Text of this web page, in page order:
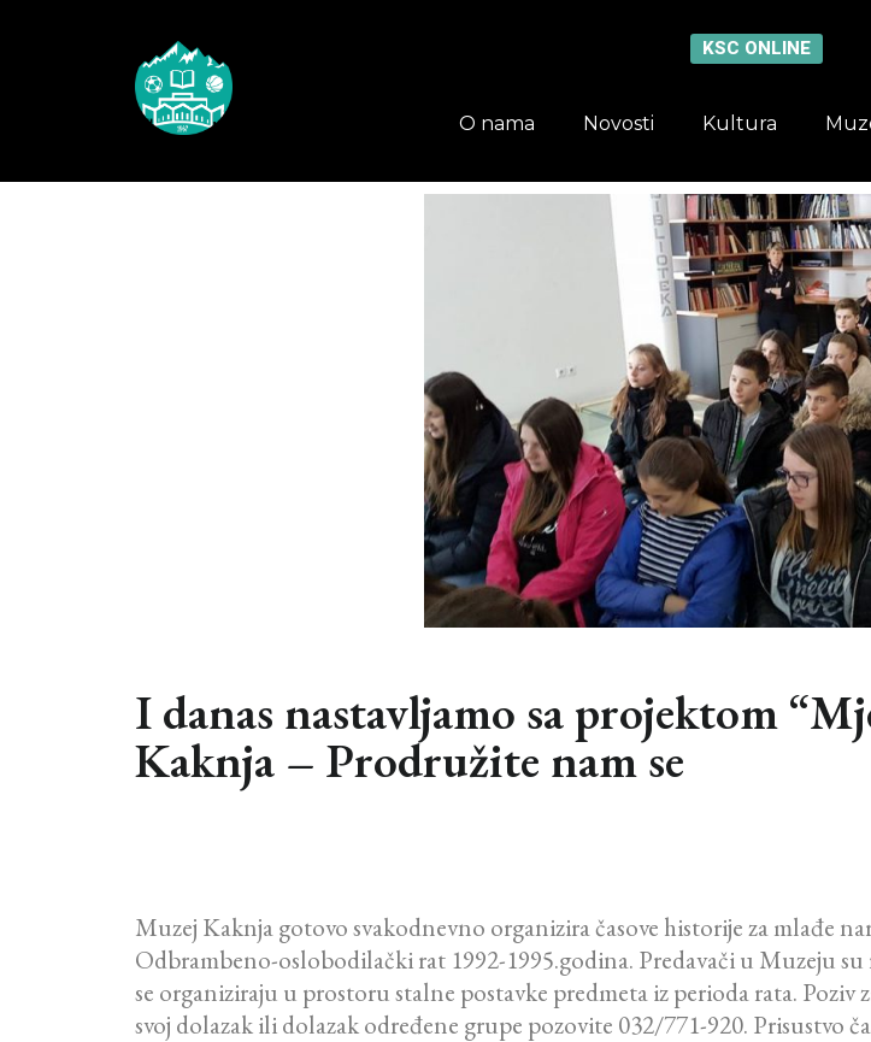
KSC ONLINE
O nama Novosti Kultura
I danas nastavljamo sa projektom
Kaknja – Prodružite nam se
Muzej Kaknja gotovo svakodnevno organizira časove historije za mlađe
Odbrambeno-oslobodilački rat 1992-1995.godina. Predavači u Muzeju
se organiziraju u prostoru stalne postavke predmeta iz perioda rata.
svoj dolazak ili dolazak određene grupe pozovite 032/771-920. Prisustvo